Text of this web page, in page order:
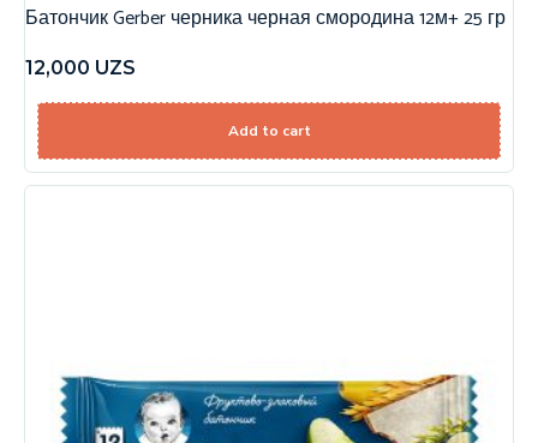
Батончик Gerber черника черная смородина 12м+ 25 гр
12,000 UZS
Add to cart